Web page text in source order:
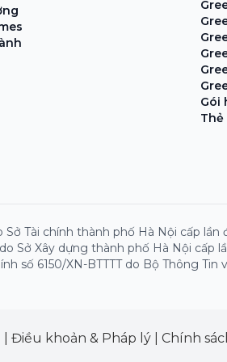
Gói
Thẻ
Sở Tài chính thành phố Hà Nội cấp lần
Sở Xây dựng thành phố Hà Nội cấp
số 6150/XN-BTTTT do Bộ Thông Tin
Điều khoản & Pháp lý Chính